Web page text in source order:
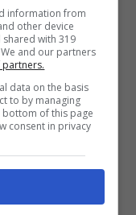
un
e
information from
other device
with 319
and our partners
partners.
data on the basis
to by managing
of this page
consent in privacy